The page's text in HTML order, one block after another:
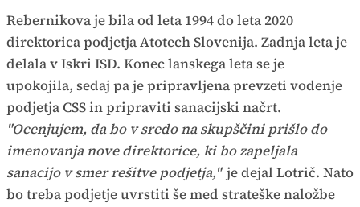
Rebernikova je bila od leta 1994 do leta 2020
direktorica podjetja Atotech Slovenija. Zadnja leta je
delala v Iskri ISD. Konec lanskega leta se je
upokojila, sedaj pa je pripravljena prevzeti vodenje
podjetja CSS in pripraviti sanacijski načrt.
"Ocenjujem, da bo v sredo na skupščini prišlo do
imenovanja nove direktorice, ki bo zapeljala
sanacijo v smer rešitve podjetja," je dejal Lotrič. Nato
bo treba podjetje uvrstiti še med strateške naložbe